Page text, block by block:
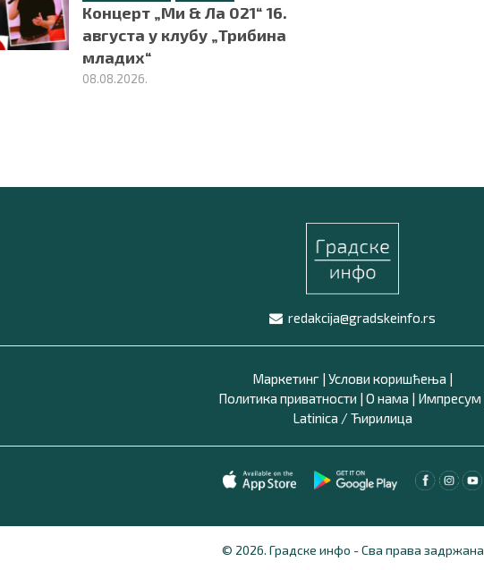
Концерт „Ми & Ла 021“ 16.
августа у клубу „Трибина
младих“
08.08.2026.
redakcija@gradskeinfo.rs
Маркетинг | Услови коришћења |
Политика приватности | О нама | Импресум
Latinica /Ћирилица
© 2026. Градске инфо - Сва права задржана